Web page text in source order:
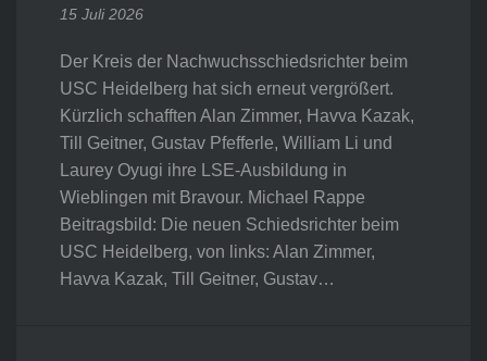
15 Juli 2026
Der Kreis der Nachwuchsschiedsrichter beim
USC Heidelberg hat sich erneut vergrößert.
Kürzlich schafften Alan Zimmer, Havva Kazak,
Till Geitner, Gustav Pfefferle, William Li und
Laurey Oyugi ihre LSE-Ausbildung in
Wieblingen mit Bravour. Michael Rappe
Beitragsbild: Die neuen Schiedsrichter beim
USC Heidelberg, von links: Alan Zimmer,
Havva Kazak, Till Geitner, Gustav…